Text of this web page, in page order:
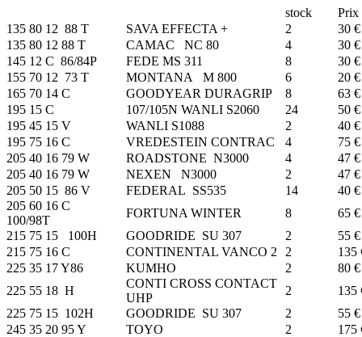
stock
Prix
135 80 12 88 T
SAVA EFFECTA + 2
30 €
135 80 12 88 T
CAMAC NC 80 4
30 €
145 12 C 86/84P
FEDE MS 311 8
30 €
155 70 12 73 T
MONTANA M 800 6
20 €
165 70 14 C
GOODYEAR DURAGRIP 8
63 €
195 15 C
107/105N WANLI S2060 24
50 €
195 45 15 V
WANLI S1088 2
40 €
195 75 16 C
VREDESTEIN CONTRAC 4
75 €
205 40 16 79 W
ROADSTONE N3000 4
47 €
205 40 16 79 W
NEXEN N3000 2
47 €
205 50 15 86 V
FEDERAL SS535 14
40 €
205 60 16 C
100/98T
FORTUNA WINTER 8
65 €
215 75 15 100H
GOODRIDE SU 307 2
55 €
215 75 16 C
CONTINENTAL VANCO 2 2
135
225 35 17 Y86
KUMHO 2
80 €
225 55 18 H
CONTI CROSS CONTACT
UHP
2
135
225 75 15 102H
GOODRIDE SU 307 2
55 €
245 35 20 95 Y
TOYO 2
175